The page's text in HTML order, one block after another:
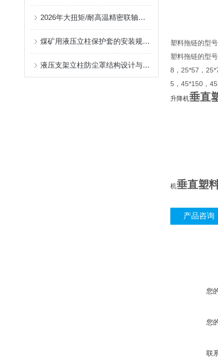
2026年大扭矩/耐高温精密联轴器定制找哪家？能实现精准定制的优质厂家盘点
煤矿用液压立柱保护套的安装规范与使用寿命提升方案
液压支架立柱防尘罩结构设计与密封防护原理
塑料拖链的型
塑料拖链的型
8，25*57，
5，45*150，
升降机垂直
机垂直塑
产品咨询
您
您
联